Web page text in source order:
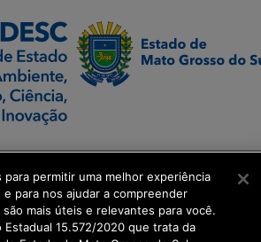
para permitir uma melhor experiência
para nos ajudar a compreender
mais úteis e relevantes para você.
15.572/2020 que trata da